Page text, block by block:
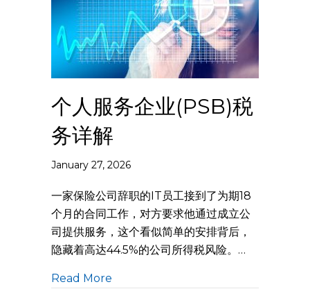
个人服务企业(PSB)税
务详解
January 27, 2026
一家保险公司辞职的IT员工接到了为期18
个月的合同工作，对方要求他通过成立公
司提供服务，这个看似简单的安排背后，
隐藏着高达44.5%的公司所得税风险。…
Read More